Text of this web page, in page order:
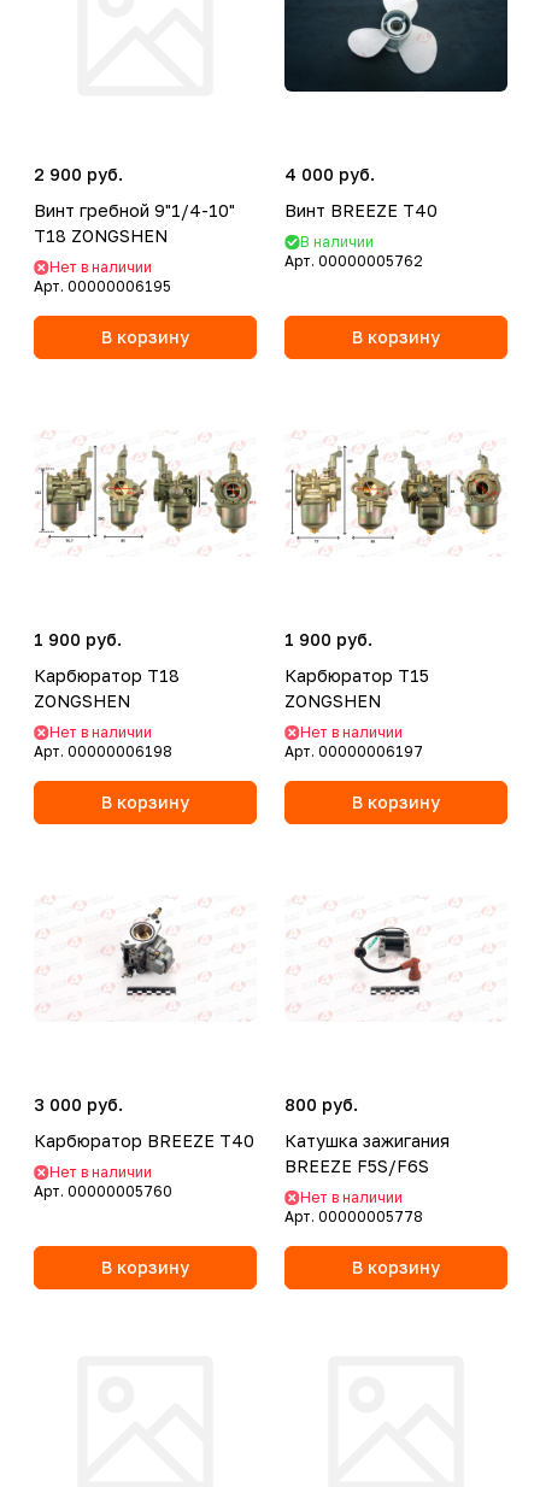
2 900 руб.
Винт гребной 9"1/4-10"
T18 ZONGSHEN
Нет в наличии
Арт. 00000006195
В корзину
4 000 руб.
Винт BREEZE T40
В наличии
Арт. 00000005762
В корзину
1 900 руб.
Карбюратор T18
ZONGSHEN
Нет в наличии
Арт. 00000006198
В корзину
1 900 руб.
Карбюратор T15
ZONGSHEN
Нет в наличии
Арт. 00000006197
В корзину
3 000 руб.
Карбюратор BREEZE T40
Нет в наличии
Арт. 00000005760
В корзину
800 руб.
Катушка зажигания
BREEZE F5S/F6S
Нет в наличии
Арт. 00000005778
В корзину